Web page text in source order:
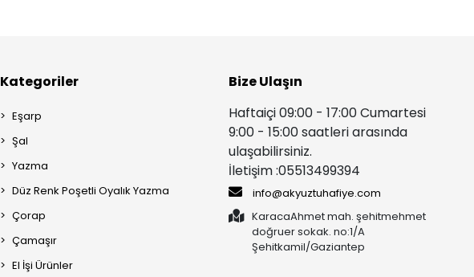
Kategoriler
Eşarp
Şal
Yazma
Düz Renk Poşetli Oyalık Yazma
Çorap
Çamaşır
El İşi Ürünler
Bize Ulaşın
Haftaiçi 09:00 - 17:00 Cumartesi
9:00 - 15:00 saatleri arasında
ulaşabilirsiniz.
İletişim :05513499394
info@akyuztuhafiye.com
KaracaAhmet mah. şehitmehmet
doğruer sokak. no:1/A
Şehitkamil/Gaziantep